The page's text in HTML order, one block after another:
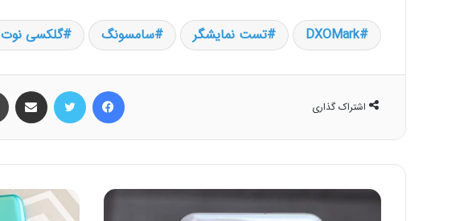
DXOMark تست نمایشگر سامسونگ گلکسی نوت 20 اولترا
اشتراک گذاری